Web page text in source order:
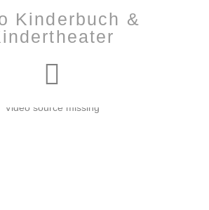
Video source missing